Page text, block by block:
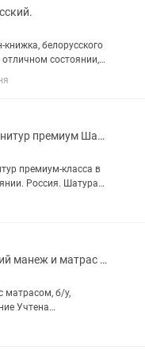
белорусского
отличном состоянии,
Очень
место для
была 200.000....
Спальный гарнитур премиум Шатура Кровать, угловой шкаф ,тумбатуалетный стол
премиум-класса в
Россия. Шатура
спальный
стиле цвета
Продам детский манеж и матрас б/у
матрасом, б/у,
в двух местах